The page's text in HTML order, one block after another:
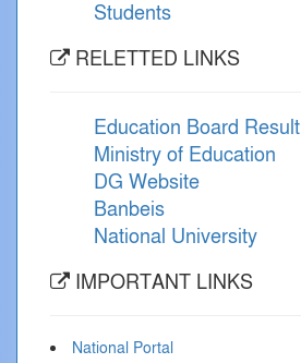
Students
RELETTED LINKS
Education Board Result
Ministry of Education
DG Website
Banbeis
National University
IMPORTANT LINKS
National Portal